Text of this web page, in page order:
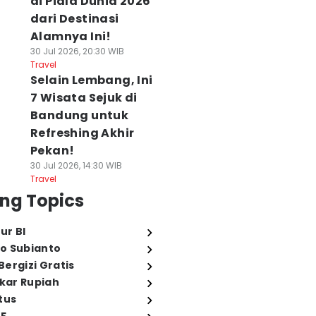
dari Destinasi
Alamnya Ini!
30 Jul 2026, 20:30 WIB
Travel
Selain Lembang, Ini
7 Wisata Sejuk di
Bandung untuk
Refreshing Akhir
Pekan!
30 Jul 2026, 14:30 WIB
Travel
Topics
BI
Subianto
Gratis
Rupiah